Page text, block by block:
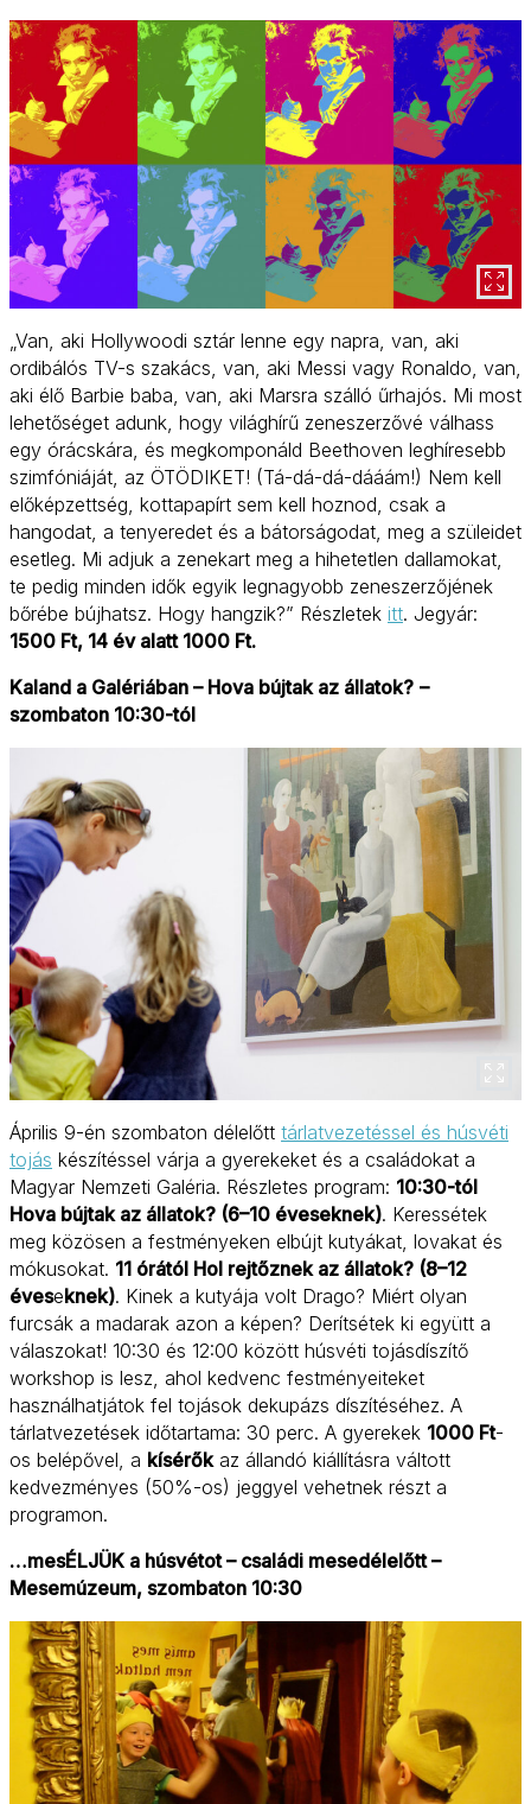
„Van, aki Hollywoodi sztár lenne egy napra, van, aki
ordibálós TV-s szakács, van, aki Messi vagy Ronaldo, van,
aki élő Barbie baba, van, aki Marsra szálló űrhajós. Mi most
lehetőséget adunk, hogy világhírű zeneszerzővé válhass
egy órácskára, és megkomponáld Beethoven leghíresebb
szimfóniáját, az ÖTÖDIKET! (Tá-dá-dá-dááám!) Nem kell
előképzettség, kottapapírt sem kell hoznod, csak a
hangodat, a tenyeredet és a bátorságodat, meg a szüleidet
esetleg. Mi adjuk a zenekart meg a hihetetlen dallamokat,
te pedig minden idők egyik legnagyobb zeneszerzőjének
bőrébe bújhatsz. Hogy hangzik?” Részletek itt. Jegyár:
1500 Ft, 14 év alatt 1000 Ft.
Kaland a Galériában – Hova bújtak az állatok? –
szombaton 10:30-tól
Április 9-én szombaton délelőtt tárlatvezetéssel és húsvéti
tojás készítéssel várja a gyerekeket és a családokat a
Magyar Nemzeti Galéria. Részletes program: 10:30-tól
Hova bújtak az állatok? (6–10 éveseknek). Keressétek
meg közösen a festményeken elbújt kutyákat, lovakat és
mókusokat. 11 órától Hol rejtőznek az állatok? (8–12
éveseknek). Kinek a kutyája volt Drago? Miért olyan
furcsák a madarak azon a képen? Derítsétek ki együtt a
válaszokat! 10:30 és 12:00 között húsvéti tojásdíszítő
workshop is lesz, ahol kedvenc festményeiteket
használhatjátok fel tojások dekupázs díszítéséhez. A
tárlatvezetések időtartama: 30 perc. A gyerekek 1000 Ft-
os belépővel, a kísérőkaz állandó kiállításra váltott
kedvezményes (50%-os) jeggyel vehetnek részt a
programon.
…mesÉLJÜK a húsvétot – családi mesedélelőtt –
Mesemúzeum, szombaton 10:30